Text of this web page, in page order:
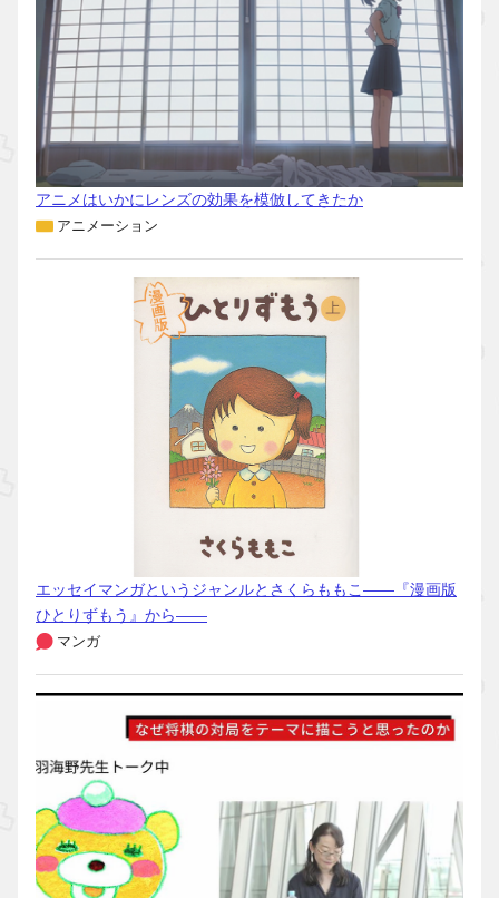
アニメはいかにレンズの効果を模倣してきたか
アニメーション
エッセイマンガというジャンルとさくらももこ――『漫画版
ひとりずもう』から――
マンガ